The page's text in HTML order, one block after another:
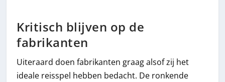
Kritisch blijven op de
fabrikanten
Uiteraard doen fabrikanten graag alsof zij het
ideale reisspel hebben bedacht. De ronkende